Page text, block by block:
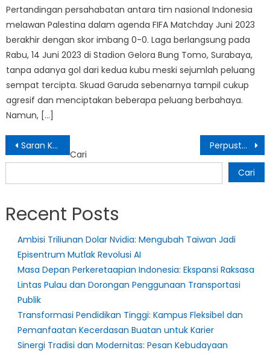
Pertandingan persahabatan antara tim nasional Indonesia
melawan Palestina dalam agenda FIFA Matchday Juni 2023
berakhir dengan skor imbang 0-0. Laga berlangsung pada
Rabu, 14 Juni 2023 di Stadion Gelora Bung Tomo, Surabaya,
tanpa adanya gol dari kedua kubu meski sejumlah peluang
sempat tercipta. Skuad Garuda sebenarnya tampil cukup
agresif dan menciptakan beberapa peluang berbahaya.
Namun, […]
Navigasi
pos
Saran Kuliner Khas Cirebon dari Istri Anies Baswedan yang Harus Dicicipi Perpustakaan Nasional Meluncurkan Program Ambisius: 10.000 Perpustakaan Desa untuk Membangun Budaya Baca
Cari
Cari
Recent Posts
Ambisi Triliunan Dolar Nvidia: Mengubah Taiwan Jadi
Episentrum Mutlak Revolusi AI
Masa Depan Perkeretaapian Indonesia: Ekspansi Raksasa
Lintas Pulau dan Dorongan Penggunaan Transportasi
Publik
Transformasi Pendidikan Tinggi: Kampus Fleksibel dan
Pemanfaatan Kecerdasan Buatan untuk Karier
Sinergi Tradisi dan Modernitas: Pesan Kebudayaan